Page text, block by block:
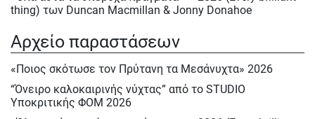
thing) των Duncan Macmillan & Jonny Donahoe
Σάββατο 23/5, Κυρ.24/5 & Δευτ.25/5/2026
Ε΄ Πολιτιστική ΄Ανοιξη στον ΦΟΜ 2026
Ε΄ Πολιτιστική Άνοιξη 2026
Ηρακλής Πασχαλίδης, Σάββατο 9 Μαίου 2026
Αρχείο παραστάσεων
«Ποιος σκότωσε τον Πρύτανη τα Μεσάνυχτα» 2026
“Όνειρο καλοκαιρινής νύχτας” από το STUDIO
Υποκριτικής ΦΟΜ 2026